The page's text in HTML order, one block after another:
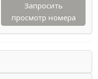
Запросить
просмотр номера